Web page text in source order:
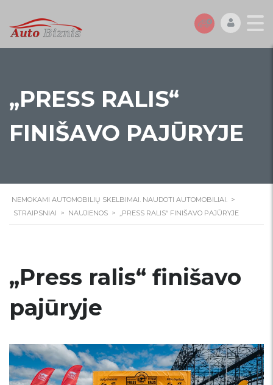
„PRESS RALIS“
FINIŠAVO PAJŪRYJE
NEMOKAMI AUTOMOBILIŲ SKELBIMAI. NAUDOTI AUTOMOBILIAI. >
STRAIPSNIAI > NAUJIENOS > „PRESS RALIS“ FINIŠAVO PAJŪRYJE
„Press ralis“ finišavo
pajūryje